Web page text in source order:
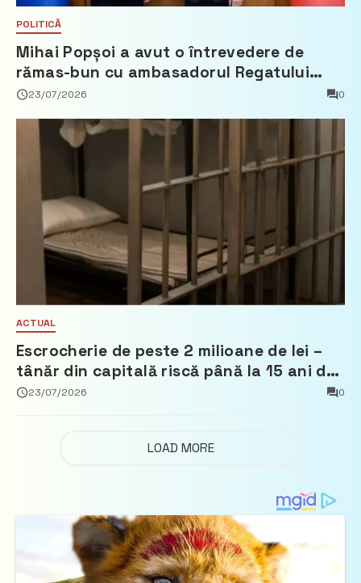
POLITICĂ
Mihai Popșoi a avut o întrevedere de
rămas-bun cu ambasadorul Regatului
Țărilor de Jos, Fred Duijn
23/07/2026 0
ACTUAL
Escrocherie de peste 2 milioane de lei –
tânăr din capitală riscă până la 15 ani de
închisoare
23/07/2026 0
LOAD MORE